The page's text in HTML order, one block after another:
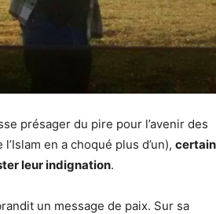
présager du pire pour l’avenir des
en a choqué plus d’un),
leur indignation.
un message de paix. Sur sa